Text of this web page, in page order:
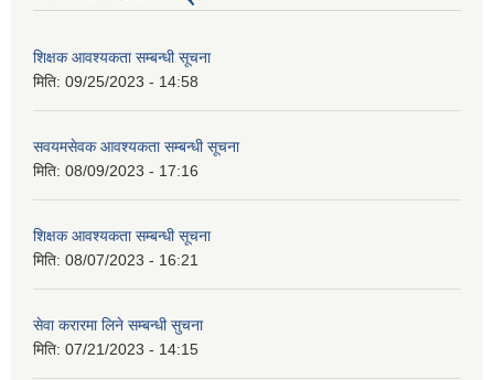
शिक्षक आवश्यकता सम्बन्धी सूचना
मिति: 09/25/2023 - 14:58
सवयमसेवक आवश्यकता सम्बन्धी सूचना
मिति: 08/09/2023 - 17:16
शिक्षक आवश्यकता सम्बन्धी सूचना
मिति: 08/07/2023 - 16:21
सेवा करारमा लिने सम्बन्धी सुचना
मिति: 07/21/2023 - 14:15